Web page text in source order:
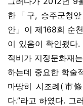
한「구, 승주군청
안」이 제168회 순
이 있음이 확인됐다
적비가 지정문화재
하는데 중요한 학술
마땅히 시조례(市
다.”라고 하였다. 그